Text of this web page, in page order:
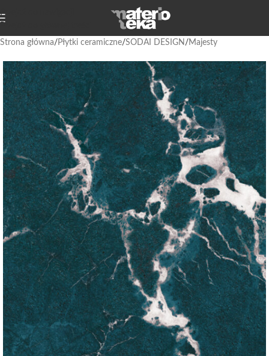
Przejdź do nawigacji
Strona główna/ Płytki ceramiczne/SODAI DESIGN / Majesty